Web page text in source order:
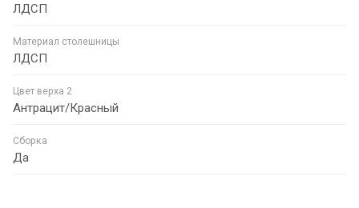
ЛДСП
Материал столешницы
ЛДСП
Цвет верха 2
Антрацит/Красный
Сборка
Да